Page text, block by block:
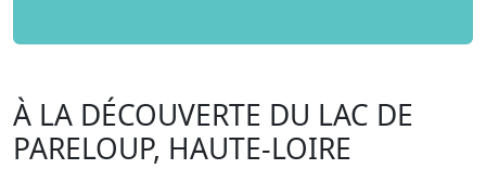
À LA DÉCOUVERTE DU LAC DE
PARELOUP, HAUTE-LOIRE